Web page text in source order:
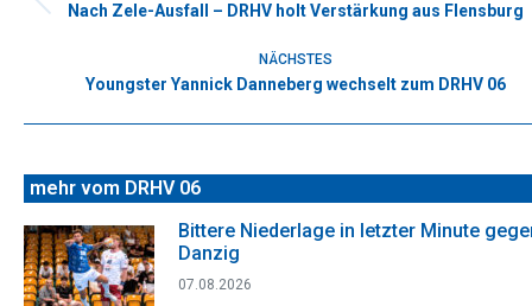
Vorheriger
Nach Zele-Ausfall – DRHV holt Verstärkung aus Flensburg
NÄCHSTES
Nächster
Youngster Yannick Danneberg wechselt zum DRHV 06
mehr vom DRHV 06
Bittere Niederlage in letzter Minute
Danzig
07.08.2026